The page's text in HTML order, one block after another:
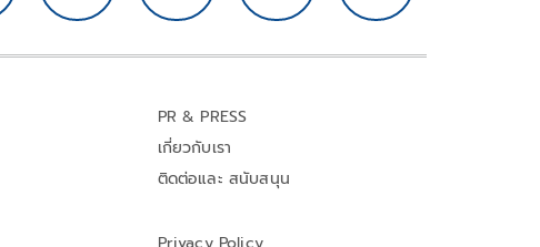
PR & PRESS
เกี่ยวกับเรา
ติดต่อและ สนับสนุน